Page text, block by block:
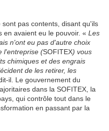
pas contents, disant qu'ils
en avaient eu le pouvoir. « Les
n'ont eu pas d'autre choix
l'entreprise (SOFITEX) vous
chimiques et des engrais
de les retirer, les
il. Le gouvernement du
dans la SOFITEX, la
qui contrôle tout dans le
en passant par la